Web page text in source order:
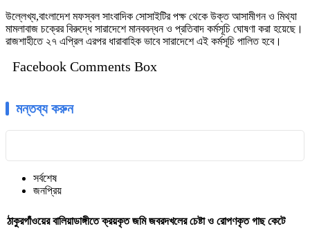
উল্লেখ্য,বাংলাদেশ মফস্বল সাংবাদিক সোসাইটির পক্ষ থেকে উক্ত আসামীগন ও মিথ্যা
মামলাবাজ চক্রের বিরুদ্ধে সারাদেশে মানববন্ধন ও প্রতিবাদ কর্মসূচি ঘোষণা করা হয়েছে।
রাজশাহীতে ২৭ এপ্রিল এরপর ধারাবাহিক ভাবে সারাদেশে এই কর্মসূচি পালিত হবে।
Facebook Comments Box
মন্তব্য করুন
সর্বশেষ
জনপ্রিয়
ঠাকুরগাঁওয়ের বালিয়াডাঙ্গীতে ক্রয়কৃত জমি জবরদখলের চেষ্টা ও রোপণকৃত গাছ কেটে